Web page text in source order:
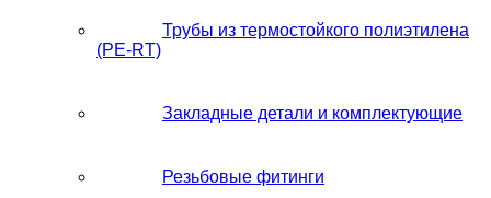
Трубы из термостойкого полиэтилена
(PE-RT)
Закладные детали и комплектующие
Резьбовые фитинги